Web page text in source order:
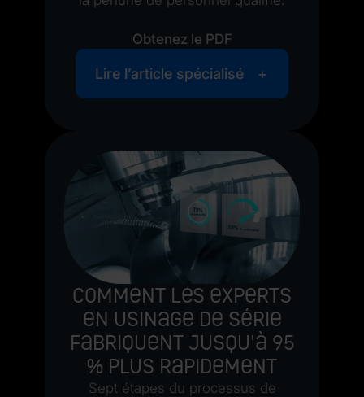
Obtenez le PDF
Lire l’article spécialisé
Comment les experts
en usinage de série
fabriquent jusqu'à 95
% plus rapidement
Sept étapes du processus de